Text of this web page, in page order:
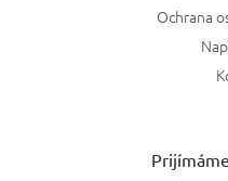
Ochrana